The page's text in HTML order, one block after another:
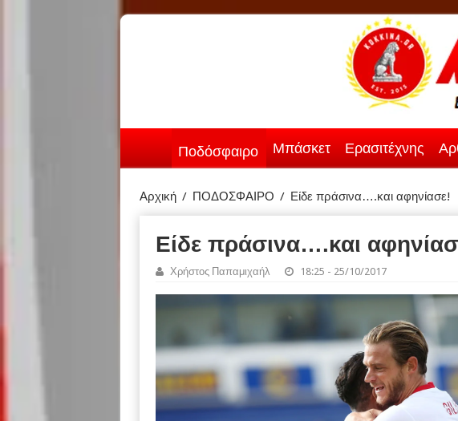
Ποδόσφαιρο Μπάσκετ Ερασιτέχνης
Αρχική / ΠΟΔΟΣΦΑΙΡΟ / Είδε πράσινα….και αφηνίασε!
Είδε πράσινα….και
Χρήστος Παπαμιχαήλ 18:25 - 25/10/2017